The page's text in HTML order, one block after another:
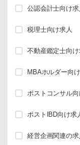
公認会計士向け求
税理士向け求人
不動産鑑定士向け
MBAホルダー向
ポストコンサル向
ポストIBD向け求
経営企画関連の求